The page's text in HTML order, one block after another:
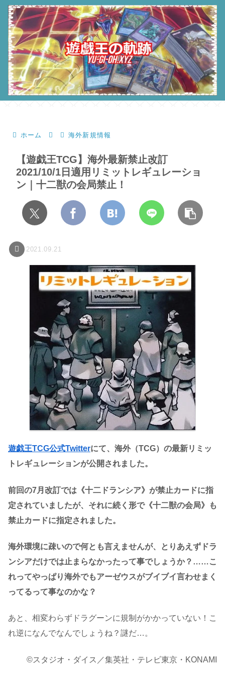
ホーム 海外新規情報
【遊戯王TCG】海外最新禁止改訂
2021/10/1日適用リミットレギュレーショ
ン｜十二獣の会局禁止！
2021.09.21
遊戯王TCG公式Twitterにて、海外（TCG）の最新リミッ
トレギュレーションが公開されました。
前回の7月改訂では《十二ドランシア》が禁止カードに指
定されていましたが、それに続く形で《十二獣の会局》も
禁止カードに指定されました。
海外環境に疎いので何とも言えませんが、とりあえずドラ
ンシアだけでは止まらなかったって事でしょうか？……こ
れってやっぱり海外でもアーゼウスがブイブイ言わせまく
ってるって事なのかな？
あと、相変わらずドラグーンに規制がかかっていない！こ
れ逆になんでなんでしょうね？謎だ…。
©スタジオ・ダイス／集英社・テレビ東京・KONAMI